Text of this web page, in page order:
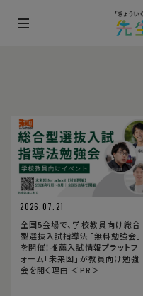
メ
開
閉
す
る
2026.07.21
全国5会場で、学校教員向け総合
型選抜入試指導法「無料勉強会」
を開催！推薦入試情報プラットフ
ォーム「未来図」が教員向け勉強
会を開く理由 ＜PR＞